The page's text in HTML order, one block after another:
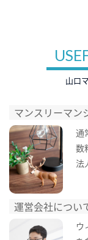
山口
マンスリーマン
通
数
法
運営会社につい
ウ